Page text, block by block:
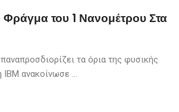
Φράγμα του 1 Νανομέτρου Στα
τα όρια της φυσικής
IBM ανακοίνωσε ...